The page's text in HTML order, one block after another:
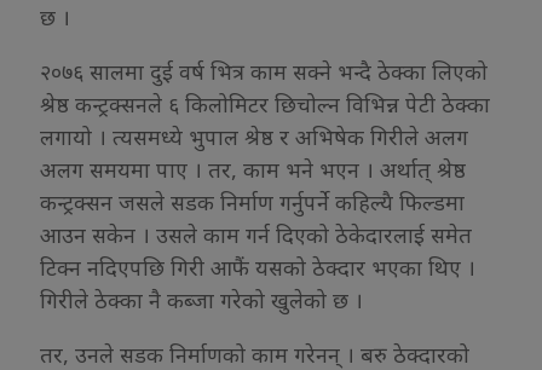
छ ।
२०७६ सालमा दुई वर्ष भित्र काम सक्ने भन्दै ठेक्का लिएको
श्रेष्ठ कन्ट्रक्सनले ६ किलोमिटर छिचोल्न विभिन्न पेटी ठेक्का
लगायो । त्यसमध्ये भुपाल श्रेष्ठ र अभिषेक गिरीले अलग
अलग समयमा पाए । तर, काम भने भएन । अर्थात् श्रेष्ठ
कन्ट्रक्सन जसले सडक निर्माण गर्नुपर्ने कहिल्यै फिल्डमा
आउन सकेन । उसले काम गर्न दिएको ठेकेदारलाई समेत
टिक्न नदिएपछि गिरी आफैं यसको ठेक्दार भएका थिए ।
गिरीले ठेक्का नै कब्जा गरेको खुलेको छ ।
तर, उनले सडक निर्माणको काम गरेनन् । बरु ठेक्दारको